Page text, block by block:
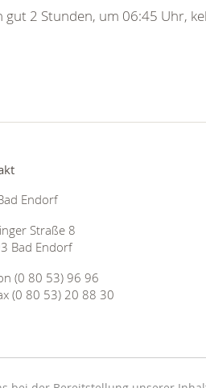
gut 2 Stunden, um 06:45 Uhr,
Endorf
Straße 8
Bad Endorf
(0 80 53) 96 96
(0 80 53) 20 88 30